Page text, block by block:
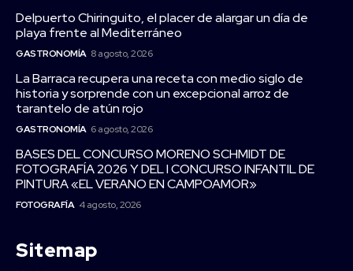
Delpuerto Chiringuito, el placer de alargar un día de
playa frente al Mediterráneo
GASTRONOMÍA 8 agosto, 2026
La Barraca recupera una receta con medio siglo de
historia y sorprende con un excepcional arroz de
tarantelo de atún rojo
GASTRONOMÍA 6 agosto, 2026
BASES DEL CONCURSO MORENO SCHMIDT DE
FOTOGRAFÍA 2026 Y DEL I CONCURSO INFANTIL DE
PINTURA «EL VERANO EN CAMPOAMOR»
FOTOGRAFÍA 4 agosto, 2026
Sitemap